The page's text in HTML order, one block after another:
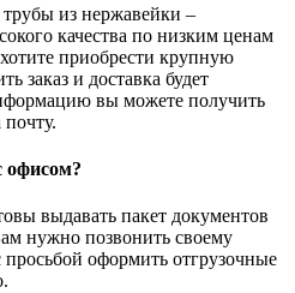
из нержавейки –
качества по низким ценам
приобрести крупную
заказ и доставка будет
вы можете получить
офисом?
выдавать пакет документов
нужно позвонить своему
оформить отгрузочные